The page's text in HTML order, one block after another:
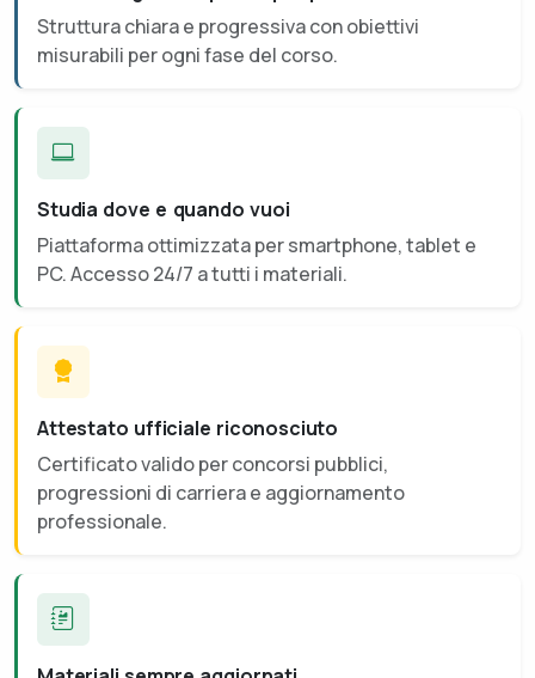
Struttura chiara e progressiva con obiettivi
misurabili per ogni fase del corso.
Studia dove e quando vuoi
Piattaforma ottimizzata per smartphone, tablet e
PC. Accesso 24/7 a tutti i materiali.
Attestato ufficiale riconosciuto
Certificato valido per concorsi pubblici,
progressioni di carriera e aggiornamento
professionale.